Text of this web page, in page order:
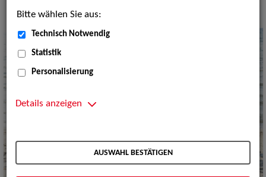
Bitte wählen Sie aus:
Technisch Notwendig
Statistik
Personalisierung
Details anzeigen
AUSWAHL BESTÄTIGEN